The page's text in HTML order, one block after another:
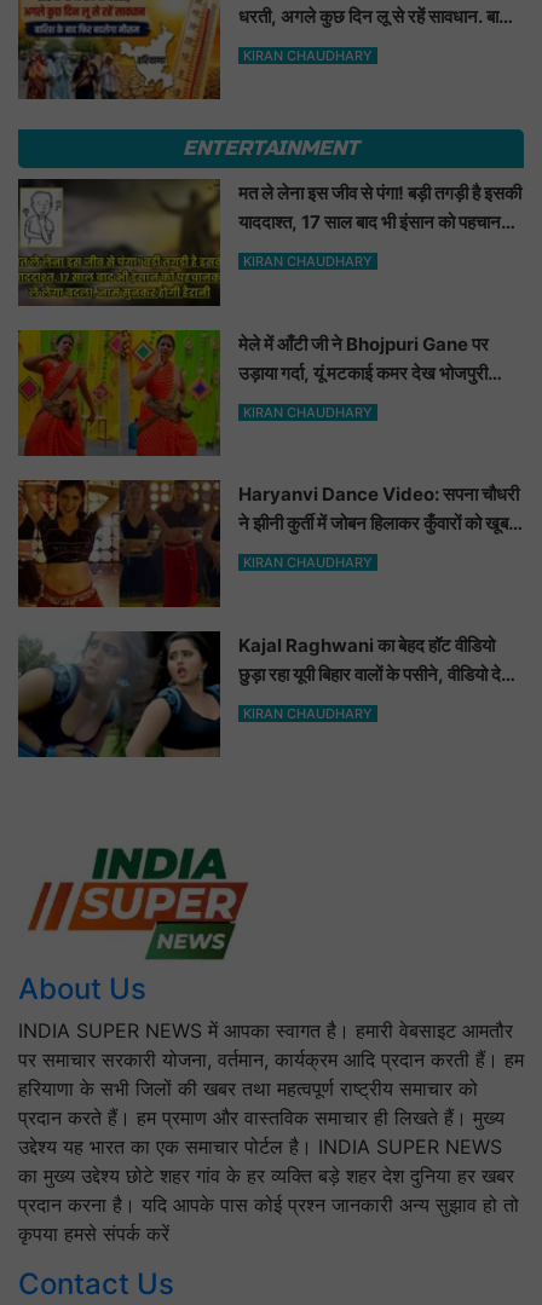
धरती, अगले कुछ दिन लू से रहें सावधान. बारिश
के बाद फिर बदलेगा मौसम
KIRAN CHAUDHARY
ENTERTAINMENT
मत ले लेना इस जीव से पंगा! बड़ी तगड़ी है इसकी
याददाश्त, 17 साल बाद भी इंसान को पहचानकर
ले लेगा बदला, नाम सुनकर होगी हैरानी...
KIRAN CHAUDHARY
मेले में आँटी जी ने Bhojpuri Gane पर
उड़ाया गर्दा, यूं मटकाई कमर देख भोजपुरी
हसीनाएं भी शरमाई a
KIRAN CHAUDHARY
Haryanvi Dance Video: सपना चौधरी
ने झीनी कुर्ती में जोबन हिलाकर कुँवारों को खूब
ललचाया, यूट्यूब पर छाया Hot Dance
KIRAN CHAUDHARY
Kajal Raghwani का बेहद हॉट वीडियो
छुड़ा रहा यूपी बिहार वालों के पसीने, वीडियो देख
आप भी हो जाओगे बेकाबू
KIRAN CHAUDHARY
About Us
INDIA SUPER NEWS में आपका स्वागत है। हमारी वेबसाइट आमतौर
पर समाचार सरकारी योजना, वर्तमान, कार्यक्रम आदि प्रदान करती हैं। हम
हरियाणा के सभी जिलों की खबर तथा महत्वपूर्ण राष्ट्रीय समाचार को
प्रदान करते हैं। हम प्रमाण और वास्तविक समाचार ही लिखते हैं। मुख्य
उद्देश्य यह भारत का एक समाचार पोर्टल है। INDIA SUPER NEWS
का मुख्य उद्देश्य छोटे शहर गांव के हर व्यक्ति बड़े शहर देश दुनिया हर खबर
प्रदान करना है। यदि आपके पास कोई प्रश्न जानकारी अन्य सुझाव हो तो
कृपया हमसे संपर्क करें
Contact Us